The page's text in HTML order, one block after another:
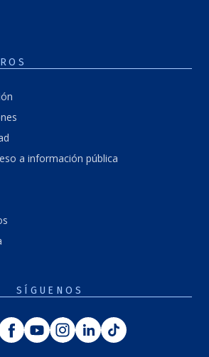
a información pública
SÍGUENOS
Facebook
YoutubeInstagram
LinkedinTiktok